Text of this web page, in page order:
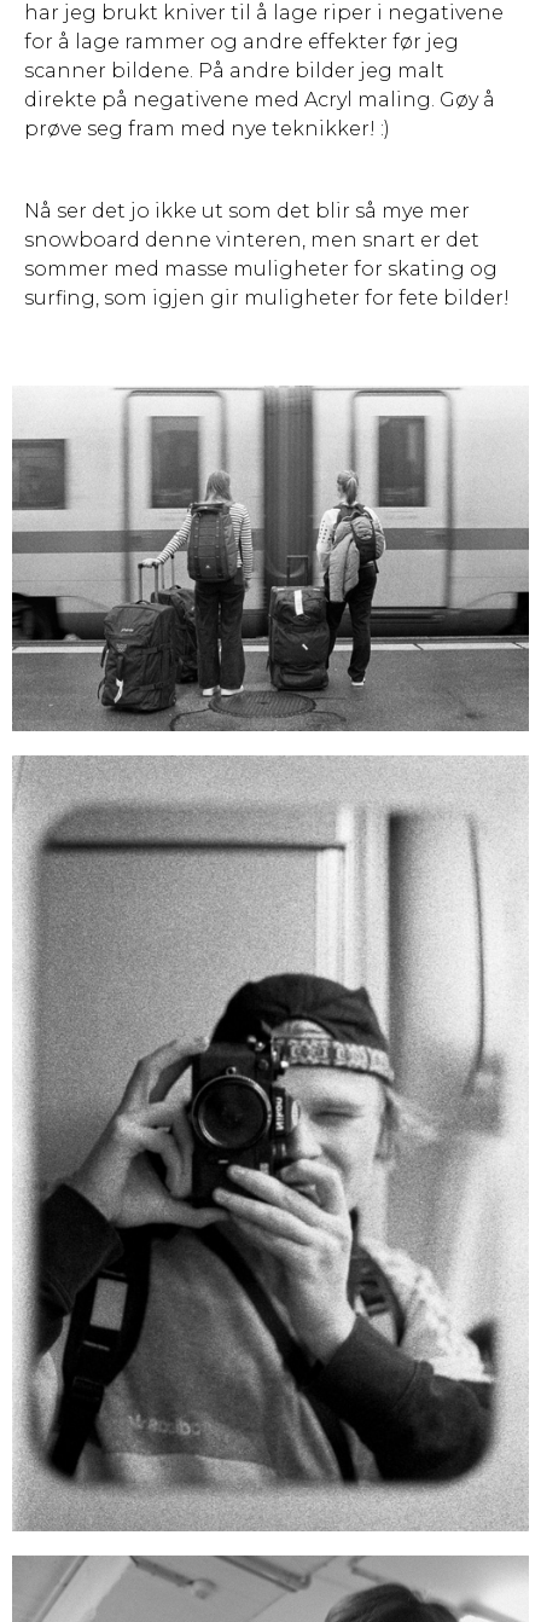
har jeg brukt kniver til å lage riper i negativene
for å lage rammer og andre effekter før jeg
scanner bildene. På andre bilder jeg malt
direkte på negativene med Acryl maling. Gøy å
prøve seg fram med nye teknikker! :)
Nå ser det jo ikke ut som det blir så mye mer
snowboard denne vinteren, men snart er det
sommer med masse muligheter for skating og
surfing, som igjen gir muligheter for fete bilder!